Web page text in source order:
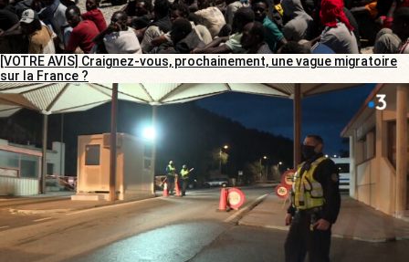
[VOTRE AVIS] Craignez-vous, prochainement, une vague migratoire
sur la France ?